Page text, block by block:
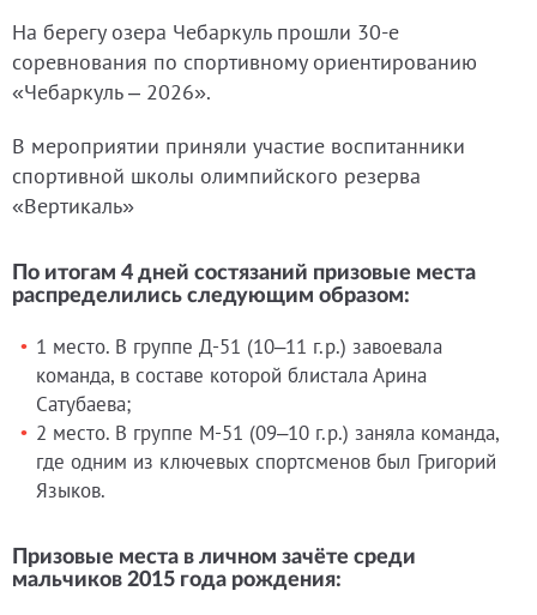
На берегу озера Чебаркуль прошли 30-е
соревнования по спортивному ориентированию
«Чебаркуль – 2026».
В мероприятии приняли участие воспитанники
спортивной школы олимпийского резерва
«Вертикаль»
По итогам 4 дней состязаний призовые места
распределились следующим образом:
1 место. В группе Д-51 (10–11 г.р.) завоевала
команда, в составе которой блистала Арина
Сатубаева;
2 место. В группе М-51 (09–10 г.р.) заняла команда,
где одним из ключевых спортсменов был Григорий
Языков.
Призовые места в личном зачёте среди
мальчиков 2015 года рождения: